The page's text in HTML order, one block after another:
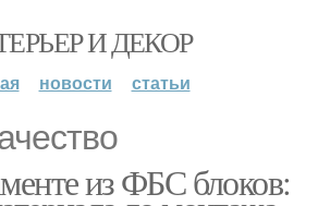
И ДЕКОР
новости статьи
из ФБС блоков: